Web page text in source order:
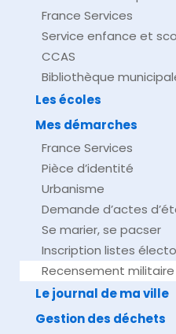
France Services
Service enfance et
CCAS
Bibliothèque
Les écoles
Mes démarches
France Services
Pièce d’identité
Urbanisme
Demande d’actes
Se marier, se pacser
Inscription listes
Recensement militaire
Le journal de ma ville
Gestion des déchets